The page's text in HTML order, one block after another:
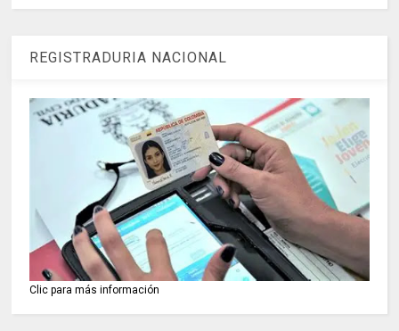
REGISTRADURIA NACIONAL
Clic para más información